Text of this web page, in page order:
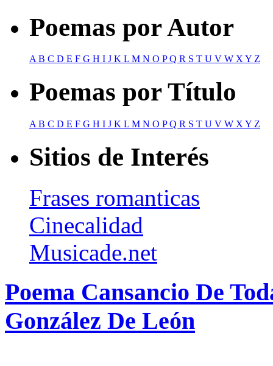
Poemas por Autor
AB C D E F G H I J K L M N O PQ R S T U V W XY Z
Poemas por Título
A B C D E F G H I J K L M N O PQ R S T U V W X Y Z
Sitios de Interés
Frases romanticas
Cinecalidad
Musicade.net
Poema Cansancio De
González De León